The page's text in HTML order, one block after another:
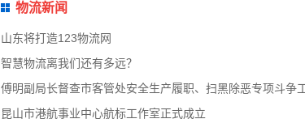
物流新闻
山东将打造123物流网
智慧物流离我们还有多远？
傅明副局长督查市客管处安全生产履职、扫黑除恶专项斗争
昆山市港航事业中心航标工作室正式成立